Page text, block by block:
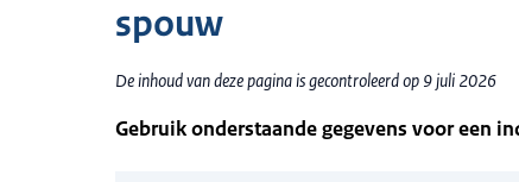
spouw
De inhoud van deze pagina is gecontroleerd op 9 juli 2026
Gebruik onderstaande gegevens voor een